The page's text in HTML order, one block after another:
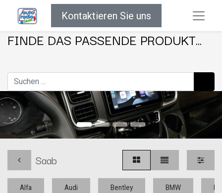
Kontaktieren Sie uns
FINDE DAS PASSENDE PRODUKT...
Saab
Alfa Audi Bentley BMW